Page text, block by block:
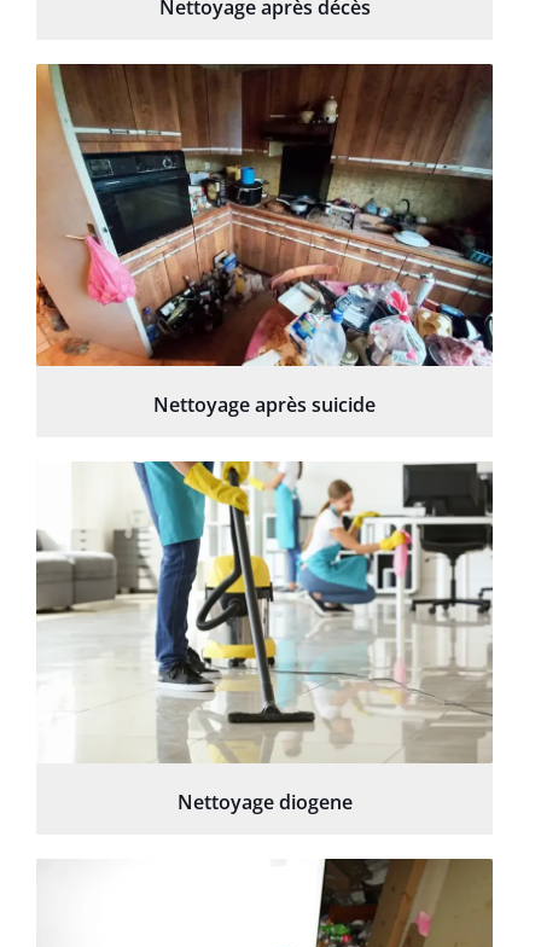
Nettoyage après décès
Nettoyage après suicide
Nettoyage diogene